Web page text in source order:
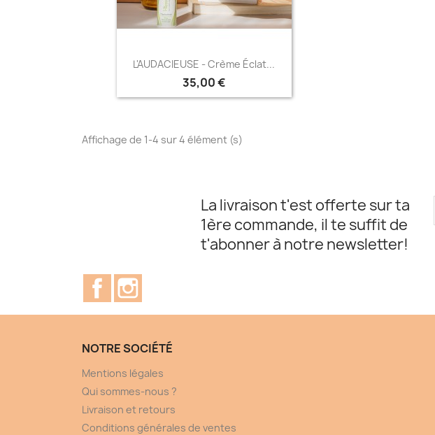
Aperçu rapide
L'AUDACIEUSE - Crème Éclat...
35,00 €
Affichage de 1-4 sur 4 élément (s)
La livraison t'est offerte sur ta
1ère commande, il te suffit de
t'abonner à notre newsletter!
Facebook
NOTRE SOCIÉTÉ
Mentions légales
Qui sommes-nous ?
Livraison et retours
Conditions générales de ventes